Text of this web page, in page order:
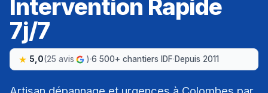
Intervention Rapide
7j/7
5,0(25 avis )·6 500+ chantiers IDF·Depuis 2011